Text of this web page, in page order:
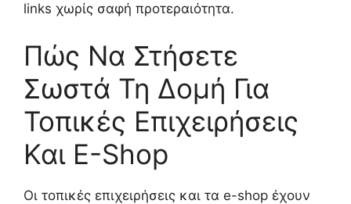
links χωρίς σαφή προτεραιότητα.
Πώς Να Στήσετε
Σωστά Τη Δομή Για
Τοπικές Επιχειρήσεις
Και E-Shop
Οι τοπικές επιχειρήσεις και τα e-shop έχουν